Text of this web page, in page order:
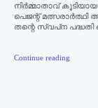
നിര്‍മ്മാതാവ്
പെജന്റ് മത്സരാര്‍ത്ഥി
തന്റെ സ്വപ്‌ന പദ്ധതി
Continue reading